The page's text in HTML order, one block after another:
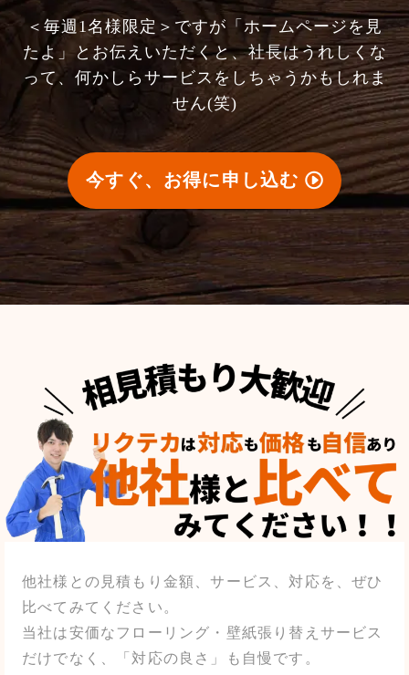
＜毎週1名様限定＞ですが「ホームページを見
たよ」とお伝えいただくと、社長はうれしくな
って、何かしらサービスをしちゃうかもしれま
せん(笑)
今すぐ、お得に申し込む
他社様との見積もり金額、サービス、対応を、ぜひ
比べてみてください。
当社は安価なフローリング・壁紙張り替えサービス
だけでなく、「対応の良さ」も自慢です。